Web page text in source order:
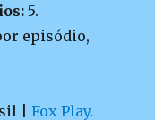
5.
episódio,
| Fox Play.